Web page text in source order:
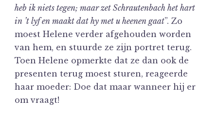
heb ik niets tegen; maar zet Schrautenbach het hart
in ’t lyf en maakt dat hy met u heenen gaat”. Zo
moest Helene verder afgehouden worden
van hem, en stuurde ze zijn portret terug.
Toen Helene opmerkte dat ze dan ook de
presenten terug moest sturen, reageerde
haar moeder: Doe dat maar wanneer hij er
om vraagt!